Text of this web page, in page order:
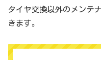
タイヤ交換以外のメンテ
きます。